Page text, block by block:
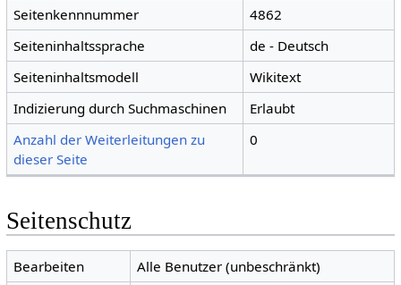
Seitenkennnummer
4862
Seiteninhaltssprache
de - Deutsch
Seiteninhaltsmodell
Wikitext
Indizierung durch Suchmaschinen
Erlaubt
Anzahl der Weiterleitungen zu
dieser Seite
0
Seitenschutz
Bearbeiten
Alle Benutzer (unbeschränkt)